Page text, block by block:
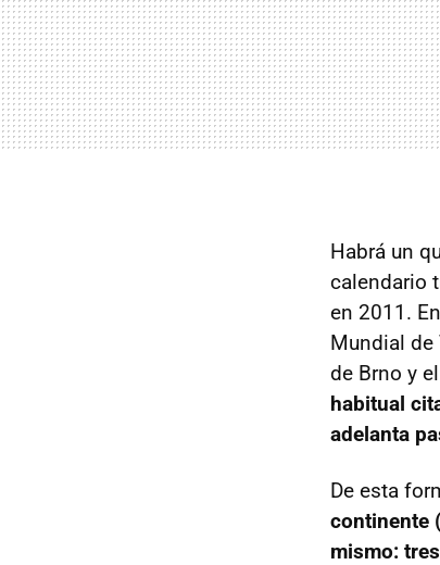
Habrá un
calendario
en 2011.
Mundial de
de Brno y
habitual
adelanta
De esta
continente
mismo: